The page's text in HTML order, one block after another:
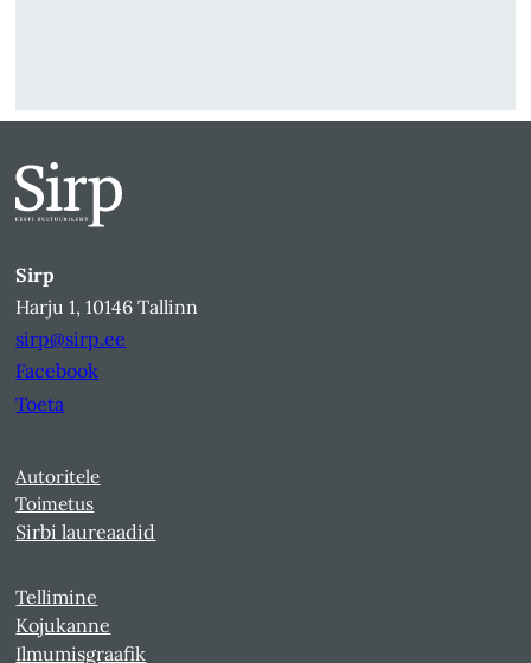
Sirp
Harju 1, 10146 Tallinn
sirp@sirp.ee
Facebook
Toeta
Autoritele
Toimetus
Sirbi laureaadid
Tellimine
Kojukanne
Ilmumisgraafik